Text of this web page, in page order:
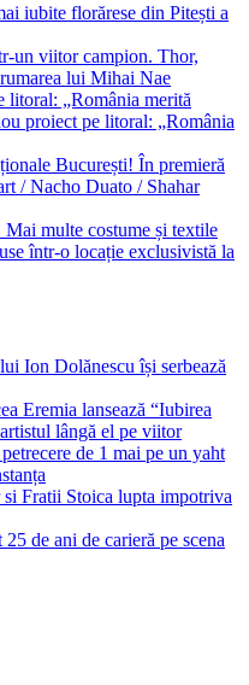
iubite florărese din Pitești a
un viitor campion. Thor,
lui Mihai Nae
„România merită
proiect pe litoral: „România
București! În premieră
/ Nacho Duato / Shahar
Mai multe costume și textile
într-o locație exclusivistă la
Ion Dolănescu își serbează
Eremia lansează “Iubirea
lângă el pe viitor
de 1 mai pe un yaht
Fratii Stoica lupta impotriva
de ani de carieră pe scena